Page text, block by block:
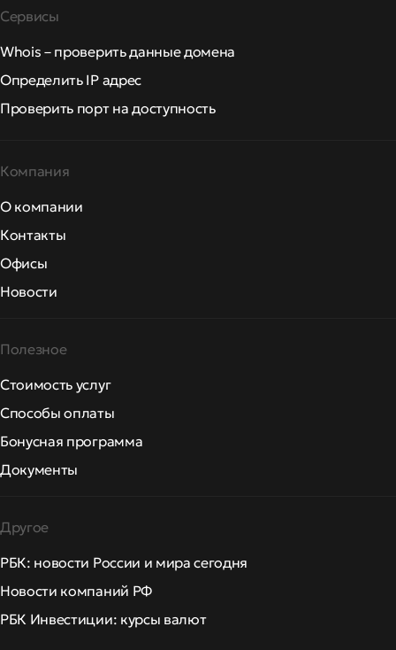
Сервисы
Whois – проверить данные домена
Определить IP адрес
Проверить порт на доступность
Компания
О компании
Контакты
Офисы
Новости
Полезное
Стоимость услуг
Способы оплаты
Бонусная программа
Документы
Другое
РБК: новости России и мира сегодня
Новости компаний РФ
РБК Инвестиции: курсы валют